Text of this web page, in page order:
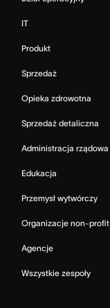
IT
Produkt
Sprzedaż
Opieka zdrowotna
Sprzedaż detaliczna
Administracja rządowa
Edukacja
Przemysł wytwórczy
Organizacje non-profit
Agencje
Wszystkie zespoły